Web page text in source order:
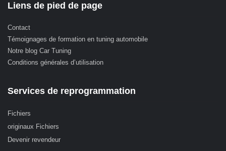
Liens de pied de page
Contact
Témoignages de formation en tuning automobile
Notre blog Car Tuning
Conditions générales d’utilisation
Services de reprogrammation
Fichiers
originaux Fichiers
Devenir revendeur